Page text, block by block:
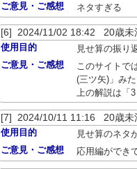
ご意見・ご感想
ネタすぎる
[6] 2024/11/02 18:42 20歳未
使用目的
見せ算の振り
ご意見・ご感想
このサイトで
(三ツ矢)」み
上の解説は「
[7] 2024/10/11 11:16 20歳未
使用目的
見せ算のネタ
ご意見・ご感想
応用編ができ